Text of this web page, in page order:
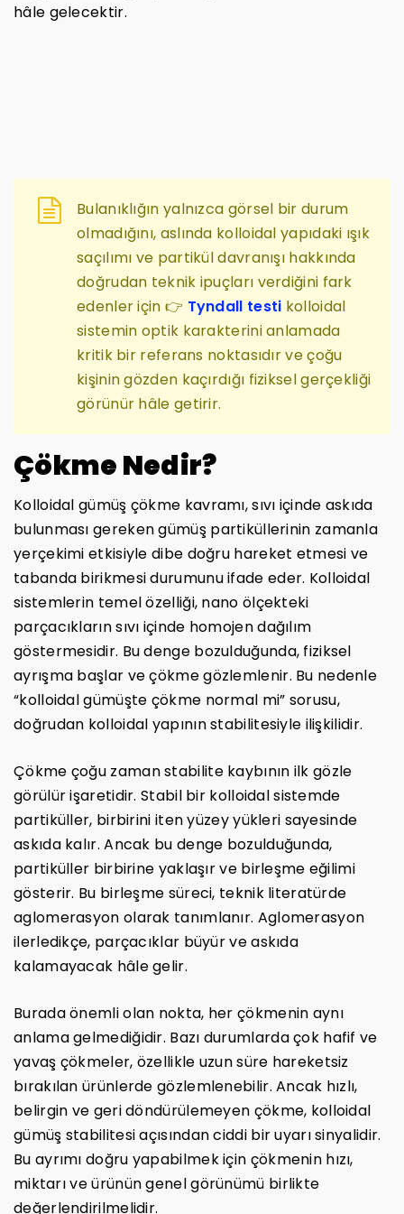
hâle gelecektir.
Bulanıklığın yalnızca görsel bir durum
olmadığını, aslında kolloidal yapıdaki ışık
saçılımı ve partikül davranışı hakkında
doğrudan teknik ipuçları verdiğini fark
edenler için 👉 Tyndall testi kolloidal
sistemin optik karakterini anlamada
kritik bir referans noktasıdır ve çoğu
kişinin gözden kaçırdığı fiziksel gerçekliği
görünür hâle getirir.
Çökme Nedir?
Kolloidal gümüş çökme kavramı, sıvı içinde askıda
bulunması gereken gümüş partiküllerinin zamanla
yerçekimi etkisiyle dibe doğru hareket etmesi ve
tabanda birikmesi durumunu ifade eder. Kolloidal
sistemlerin temel özelliği, nano ölçekteki
parçacıkların sıvı içinde homojen dağılım
göstermesidir. Bu denge bozulduğunda, fiziksel
ayrışma başlar ve çökme gözlemlenir. Bu nedenle
“kolloidal gümüşte çökme normal mi” sorusu,
doğrudan kolloidal yapının stabilitesiyle ilişkilidir.
Çökme çoğu zaman stabilite kaybının ilk gözle
görülür işaretidir. Stabil bir kolloidal sistemde
partiküller, birbirini iten yüzey yükleri sayesinde
askıda kalır. Ancak bu denge bozulduğunda,
partiküller birbirine yaklaşır ve birleşme eğilimi
gösterir. Bu birleşme süreci, teknik literatürde
aglomerasyon olarak tanımlanır. Aglomerasyon
ilerledikçe, parçacıklar büyür ve askıda
kalamayacak hâle gelir.
Burada önemli olan nokta, her çökmenin aynı
anlama gelmediğidir. Bazı durumlarda çok hafif ve
yavaş çökmeler, özellikle uzun süre hareketsiz
bırakılan ürünlerde gözlemlenebilir. Ancak hızlı,
belirgin ve geri döndürülemeyen çökme, kolloidal
gümüş stabilitesi açısından ciddi bir uyarı sinyalidir.
Bu ayrımı doğru yapabilmek için çökmenin hızı,
miktarı ve ürünün genel görünümü birlikte
değerlendirilmelidir.